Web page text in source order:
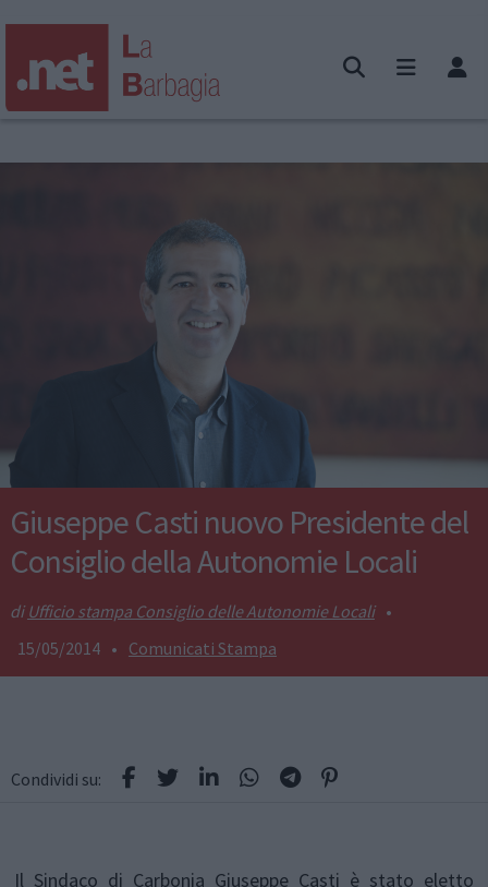
Giuseppe Casti nuovo Presidente del
Consiglio della Autonomie Locali
Ufficio stampa Consiglio delle Autonomie Locali •
15/05/2014 • Comunicati Stampa
Condividi su:
Il Sindaco di Carbonia Giuseppe Casti è stato eletto